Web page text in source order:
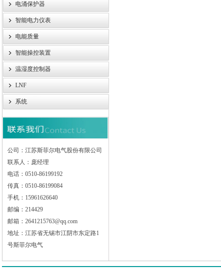
电涌保护器
智能电力仪表
电能质量
智能操控装置
温湿度控制器
LNF
系统
公司：江苏斯菲尔电气股份有限公司
联系人：庞经理
电话：0510-86199192
传真：0510-86199084
手机：15961626640
邮编：214429
邮箱：2641215763@qq.com
地址：江苏省无锡市江阴市东定路1
号斯菲尔电气